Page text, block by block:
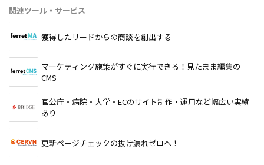
関連ツール・サービス
獲得したリードからの商談を創出する
マーケティング施策がすぐに実行できる！見たまま編集の
CMS
官公庁・病院・大学・ECのサイト制作・運用など幅広い実績
あり
更新ページチェックの抜け漏れゼロへ！